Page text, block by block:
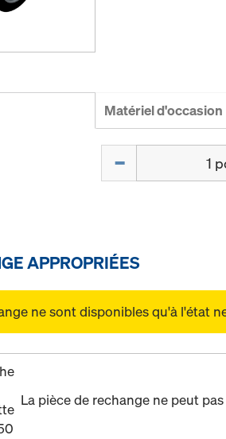
Matériel d'occasion
APPROPRIÉES
ne sont disponibles qu'à l'état
La pièce de rechange ne peut